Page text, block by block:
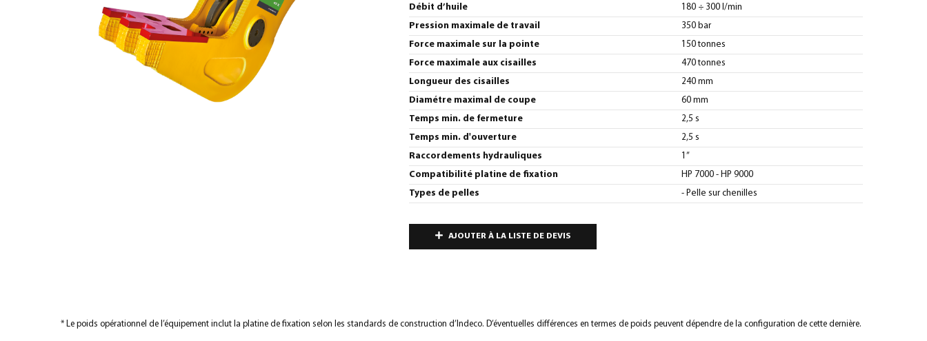
Débit d’huile 180 ÷ 300 l/min
Pression maximale de travail 350 bar
Force maximale sur la pointe 150 tonnes
Force maximale aux cisailles 470 tonnes
Longueur des cisailles 240 mm
Diamétre maximal de coupe 60 mm
Temps min. de fermeture 2,5 s
Temps min. d'ouverture 2,5 s
Raccordements hydrauliques 1”
Compatibilité platine de fixation HP 7000 - HP 9000
Types de pelles - Pelle sur chenilles
AJOUTER À LA LISTE DE DEVIS
* Le poids opérationnel de l’équipement inclut la platine de fixation selon les standards de construction d’Indeco. D’éventuelles différences en termes de poids peuvent dépendre de la configuration de cette dernière.